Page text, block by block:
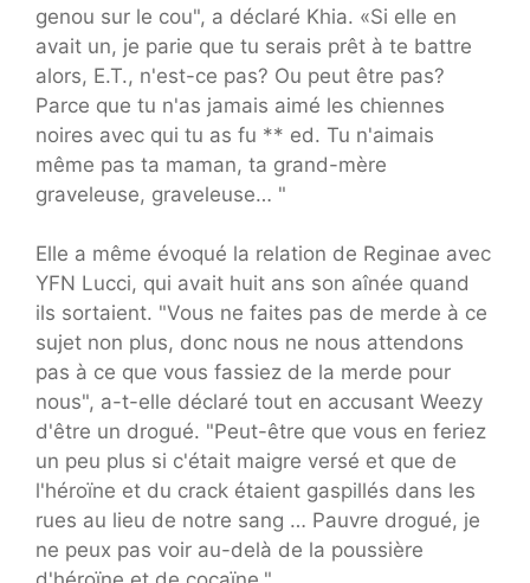
genou sur le cou", a déclaré Khia. «Si elle en
avait un, je parie que tu serais prêt à te battre
alors, E.T., n'est-ce pas? Ou peut être pas?
Parce que tu n'as jamais aimé les chiennes
noires avec qui tu as fu ** ed. Tu n'aimais
même pas ta maman, ta grand-mère
graveleuse, graveleuse… "
Elle a même évoqué la relation de Reginae avec
YFN Lucci, qui avait huit ans son aînée quand
ils sortaient. "Vous ne faites pas de merde à ce
sujet non plus, donc nous ne nous attendons
pas à ce que vous fassiez de la merde pour
nous", a-t-elle déclaré tout en accusant Weezy
d'être un drogué. "Peut-être que vous en feriez
un peu plus si c'était maigre versé et que de
l'héroïne et du crack étaient gaspillés dans les
rues au lieu de notre sang … Pauvre drogué, je
ne peux pas voir au-delà de la poussière